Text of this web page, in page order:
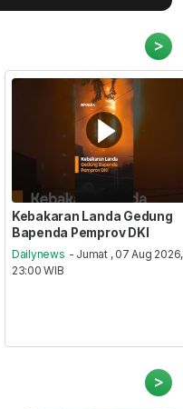
>
Kebakaran Landa Gedung
Bapenda Pemprov DKI
Dailynews - Jumat , 07 Aug 2026,
23:00 WIB
>